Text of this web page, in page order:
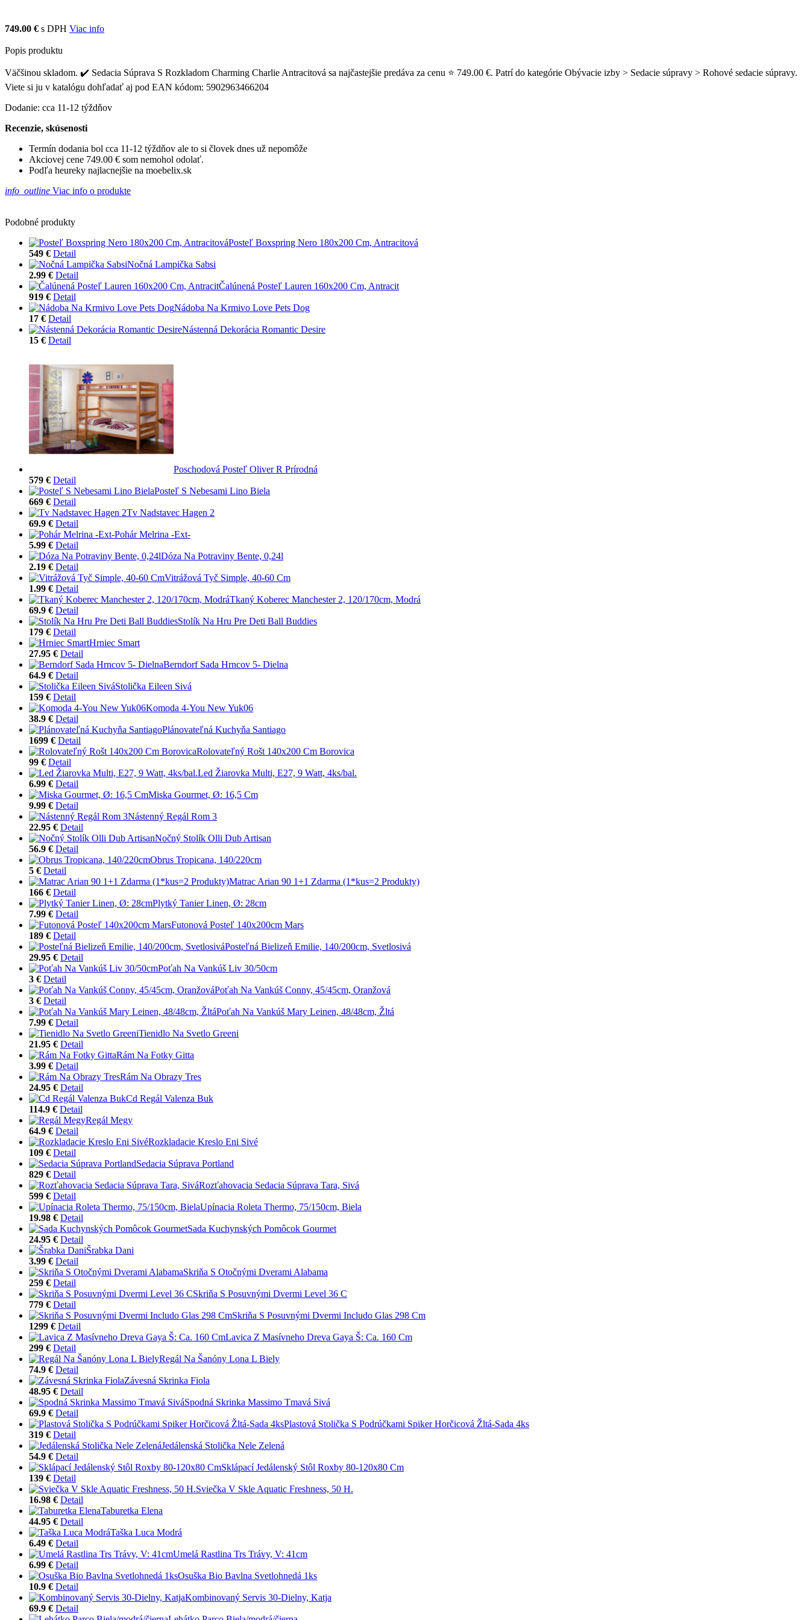
749.00 € s DPH Viac info
Popis produktu
Väčšinou skladom. ✔️ Sedacia Súprava S Rozkladom Charming Charlie Antracitová sa najčastejšie predáva za cenu ⭐ 749.00 €. Patrí do kategórie Obývacie izby > Sedacie súpravy > Rohové sedacie súpravy.
Viete si ju v katalógu dohľadať aj pod EAN kódom: 5902963466204
Dodanie: cca 11-12 týždňov
Recenzie, skúsenosti
Termín dodania bol cca 11-12 týždňov ale to si človek dnes už nepomôže
Akciovej cene 749.00 € som nemohol odolať.
Podľa heureky najlacnejšie na moebelix.sk
info_outline Viac info o produkte
Podobné produkty
Posteľ Boxspring Nero 180x200 Cm, Antracitová
549 € Detail
Nočná Lampička Sabsi
2.99 € Detail
Čalúnená Posteľ Lauren 160x200 Cm, Antracit
919 € Detail
Nádoba Na Krmivo Love Pets Dog
17 € Detail
Nástenná Dekorácia Romantic Desire
15 € Detail
Poschodová Posteľ Oliver R Prírodná
579 € Detail
Posteľ S Nebesami Lino Biela
669 € Detail
Tv Nadstavec Hagen 2
69.9 € Detail
Pohár Melrina -Ext-
5.99 € Detail
Dóza Na Potraviny Bente, 0,24l
2.19 € Detail
Vitrážová Tyč Simple, 40-60 Cm
1.99 € Detail
Tkaný Koberec Manchester 2, 120/170cm, Modrá
69.9 € Detail
Stolík Na Hru Pre Deti Ball Buddies
179 € Detail
Hrniec Smart
27.95 € Detail
Berndorf Sada Hrncov 5- Dielna
64.9 € Detail
Stolička Eileen Sivá
159 € Detail
Komoda 4-You New Yuk06
38.9 € Detail
Plánovateľná Kuchyňa Santiago
1699 € Detail
Rolovateľný Rošt 140x200 Cm Borovica
99 € Detail
Led Žiarovka Multi, E27, 9 Watt, 4ks/bal.
6.99 € Detail
Miska Gourmet, Ø: 16,5 Cm
9.99 € Detail
Nástenný Regál Rom 3
22.95 € Detail
Nočný Stolík Olli Dub Artisan
56.9 € Detail
Obrus Tropicana, 140/220cm
5 € Detail
Matrac Arian 90 1+1 Zdarma (1*kus=2 Produkty)
166 € Detail
Plytký Tanier Linen, Ø: 28cm
7.99 € Detail
Futonová Posteľ 140x200cm Mars
189 € Detail
Posteľná Bielizeň Emilie, 140/200cm, Svetlosivá
29.95 € Detail
Poťah Na Vankúš Liv 30/50cm
3 € Detail
Poťah Na Vankúš Conny, 45/45cm, Oranžová
3 € Detail
Poťah Na Vankúš Mary Leinen, 48/48cm, Žltá
7.99 € Detail
Tienidlo Na Svetlo Greeni
21.95 € Detail
Rám Na Fotky Gitta
3.99 € Detail
Rám Na Obrazy Tres
24.95 € Detail
Cd Regál Valenza Buk
114.9 € Detail
Regál Megy
64.9 € Detail
Rozkladacie Kreslo Eni Sivé
109 € Detail
Sedacia Súprava Portland
829 € Detail
Rozťahovacia Sedacia Súprava Tara, Sivá
599 € Detail
Upínacia Roleta Thermo, 75/150cm, Biela
19.98 € Detail
Sada Kuchynských Pomôcok Gourmet
24.95 € Detail
Šrabka Dani
3.99 € Detail
Skriňa S Otočnými Dverami Alabama
259 € Detail
Skriňa S Posuvnými Dvermi Level 36 C
779 € Detail
Skriňa S Posuvnými Dvermi Includo Glas 298 Cm
1299 € Detail
Lavica Z Masívneho Dreva Gaya Š: Ca. 160 Cm
299 € Detail
Regál Na Šanóny Lona L Biely
74.9 € Detail
Závesná Skrinka Fiola
48.95 € Detail
Spodná Skrinka Massimo Tmavá Sivá
69.9 € Detail
Plastová Stolička S Podrúčkami Spiker Horčicová Žltá-Sada 4ks
319 € Detail
Jedálenská Stolička Nele Zelená
54.9 € Detail
Sklápací Jedálenský Stôl Roxby 80-120x80 Cm
139 € Detail
Sviečka V Skle Aquatic Freshness, 50 H.
16.98 € Detail
Taburetka Elena
44.95 € Detail
Taška Luca Modrá
6.49 € Detail
Umelá Rastlina Trs Trávy, V: 41cm
6.99 € Detail
Osuška Bio Bavlna Svetlohnedá 1ks
10.9 € Detail
Kombinovaný Servis 30-Dielny, Katja
69.9 € Detail